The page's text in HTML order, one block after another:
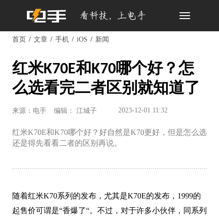
Toggle
首页 文章 手机 iOS 新闻
红米K70E和K70哪个好？怎
么选看完二者区别就知道了
来源：电手 编辑： 江城子 2023-12-01 11:32
红米K70E和K70哪个好？好自然是K70更好，但是怎么选
还是得先看看二者的区别再说。
随着红米K70系列的发布，尤其是K70E的发布，1999的
起售价可谓是“香爆了“。不过，对于许多小伙伴，同系列